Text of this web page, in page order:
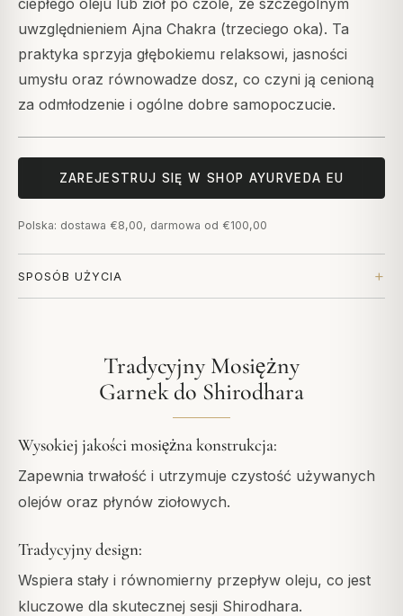
ciepłego oleju lub ziół po czole, ze szczególnym
uwzględnieniem Ajna Chakra (trzeciego oka). Ta
praktyka sprzyja głębokiemu relaksowi, jasności
umysłu oraz równowadze dosz, co czyni ją cenioną
za odmłodzenie i ogólne dobre samopoczucie.
ZAREJESTRUJ SIĘ W SHOP AYURVEDA EU
Polska: dostawa €8,00, darmowa od €100,00
SPOSÓB UŻYCIA
Tradycyjny Mosiężny
Garnek do Shirodhara
Wysokiej jakości mosiężna konstrukcja:
Zapewnia trwałość i utrzymuje czystość używanych
olejów oraz płynów ziołowych.
Tradycyjny design:
Wspiera stały i równomierny przepływ oleju, co jest
kluczowe dla skutecznej sesji Shirodhara.